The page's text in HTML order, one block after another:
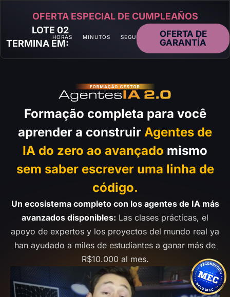
OFERTA ESPECIAL DE CUMPLEAÑOS
LOTE 02
TERMINA EM:
HORAS MINUTOS SEGUNDOS
OFERTA DE
GARANTÍA
Formação completa para você
aprender a construir Agentes de
IA do zero ao avançado mismo
sem saber escrever uma linha de
código.
Un ecosistema completo con los agentes de IA más
avanzados disponibles: Las clases prácticas, el
apoyo de expertos y los proyectos del mundo real ya
han ayudado a miles de estudiantes a ganar más de
R$10.000 al mes.